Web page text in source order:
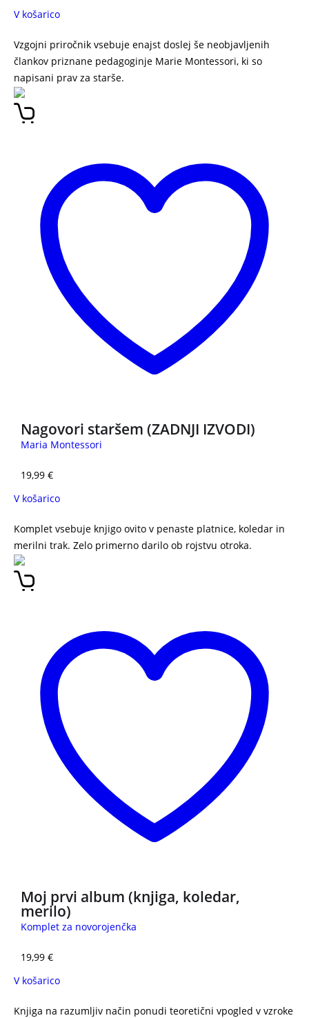
V košarico
Vzgojni priročnik vsebuje enajst doslej še neobjavljenih
člankov priznane pedagoginje Marie Montessori, ki so
napisani prav za starše.
Nagovori staršem (ZADNJI IZVODI)
Maria Montessori
19,99 €
V košarico
Komplet vsebuje knjigo ovito v penaste platnice, koledar in
merilni trak. Zelo primerno darilo ob rojstvu otroka.
Moj prvi album (knjiga, koledar,
merilo)
Komplet za novorojenčka
19,99 €
V košarico
Knjiga na razumljiv način ponudi teoretični vpogled v vzroke